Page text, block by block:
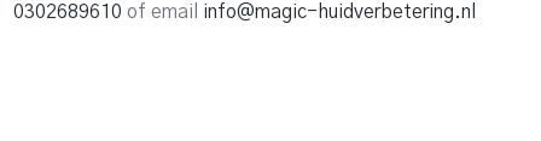
0302689610 of email info@magic-huidverbetering.nl